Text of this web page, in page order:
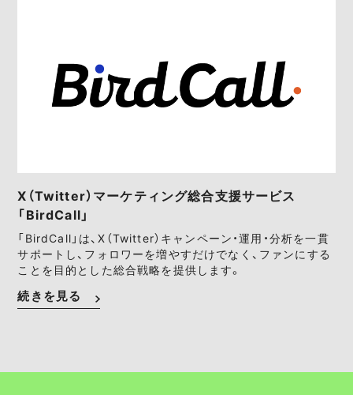
X（Twitter）マーケティング総合支援サービス
「BirdCall」
「BirdCall」は、X（Twitter）キャンペーン・運用・分析を一貫
サポートし、フォロワーを増やすだけでなく、ファンにする
ことを目的とした総合戦略を提供します。
続きを見る